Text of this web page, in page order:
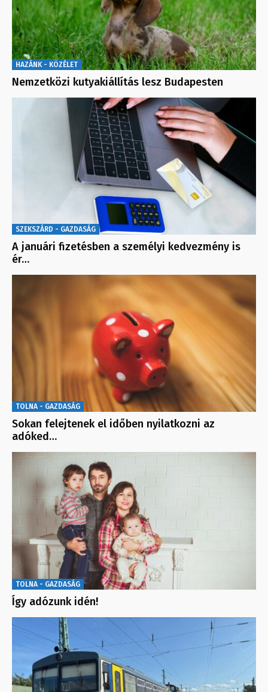
HAZÁNK - KÖZÉLET
Nemzetközi kutyakiállítás lesz Budapesten
SZEKSZÁRD - GAZDASÁG
A januári fizetésben a személyi kedvezmény is
ér…
TOLNA - GAZDASÁG
Sokan felejtenek el időben nyilatkozni az
adóked…
TOLNA - GAZDASÁG
Így adózunk idén!